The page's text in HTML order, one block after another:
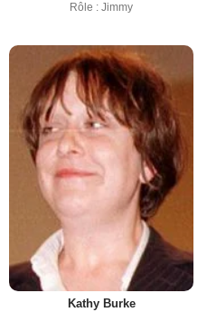
Rôle : Jimmy
Kathy Burke